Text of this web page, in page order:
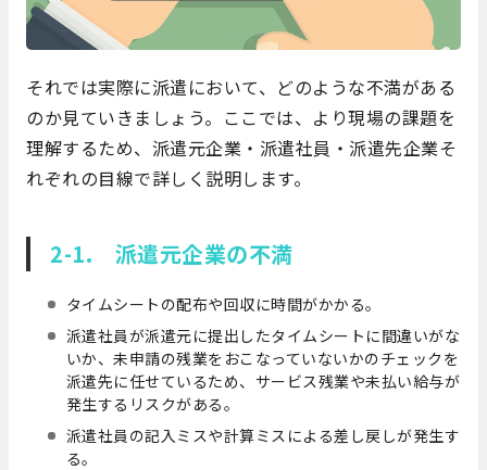
それでは実際に派遣において、どのような不満がある
のか見ていきましょう。ここでは、より現場の課題を
理解するため、派遣元企業・派遣社員・派遣先企業そ
れぞれの目線で詳しく説明します。
2-1. 派遣元企業の不満
タイムシートの配布や回収に時間がかかる。
派遣社員が派遣元に提出したタイムシートに間違いがな
いか、未申請の残業をおこなっていないかのチェックを
派遣先に任せているため、サービス残業や未払い給与が
発生するリスクがある。
派遣社員の記入ミスや計算ミスによる差し戻しが発生す
る。